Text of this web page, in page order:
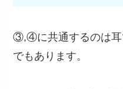
③,④に共通するのは耳
でもあります。